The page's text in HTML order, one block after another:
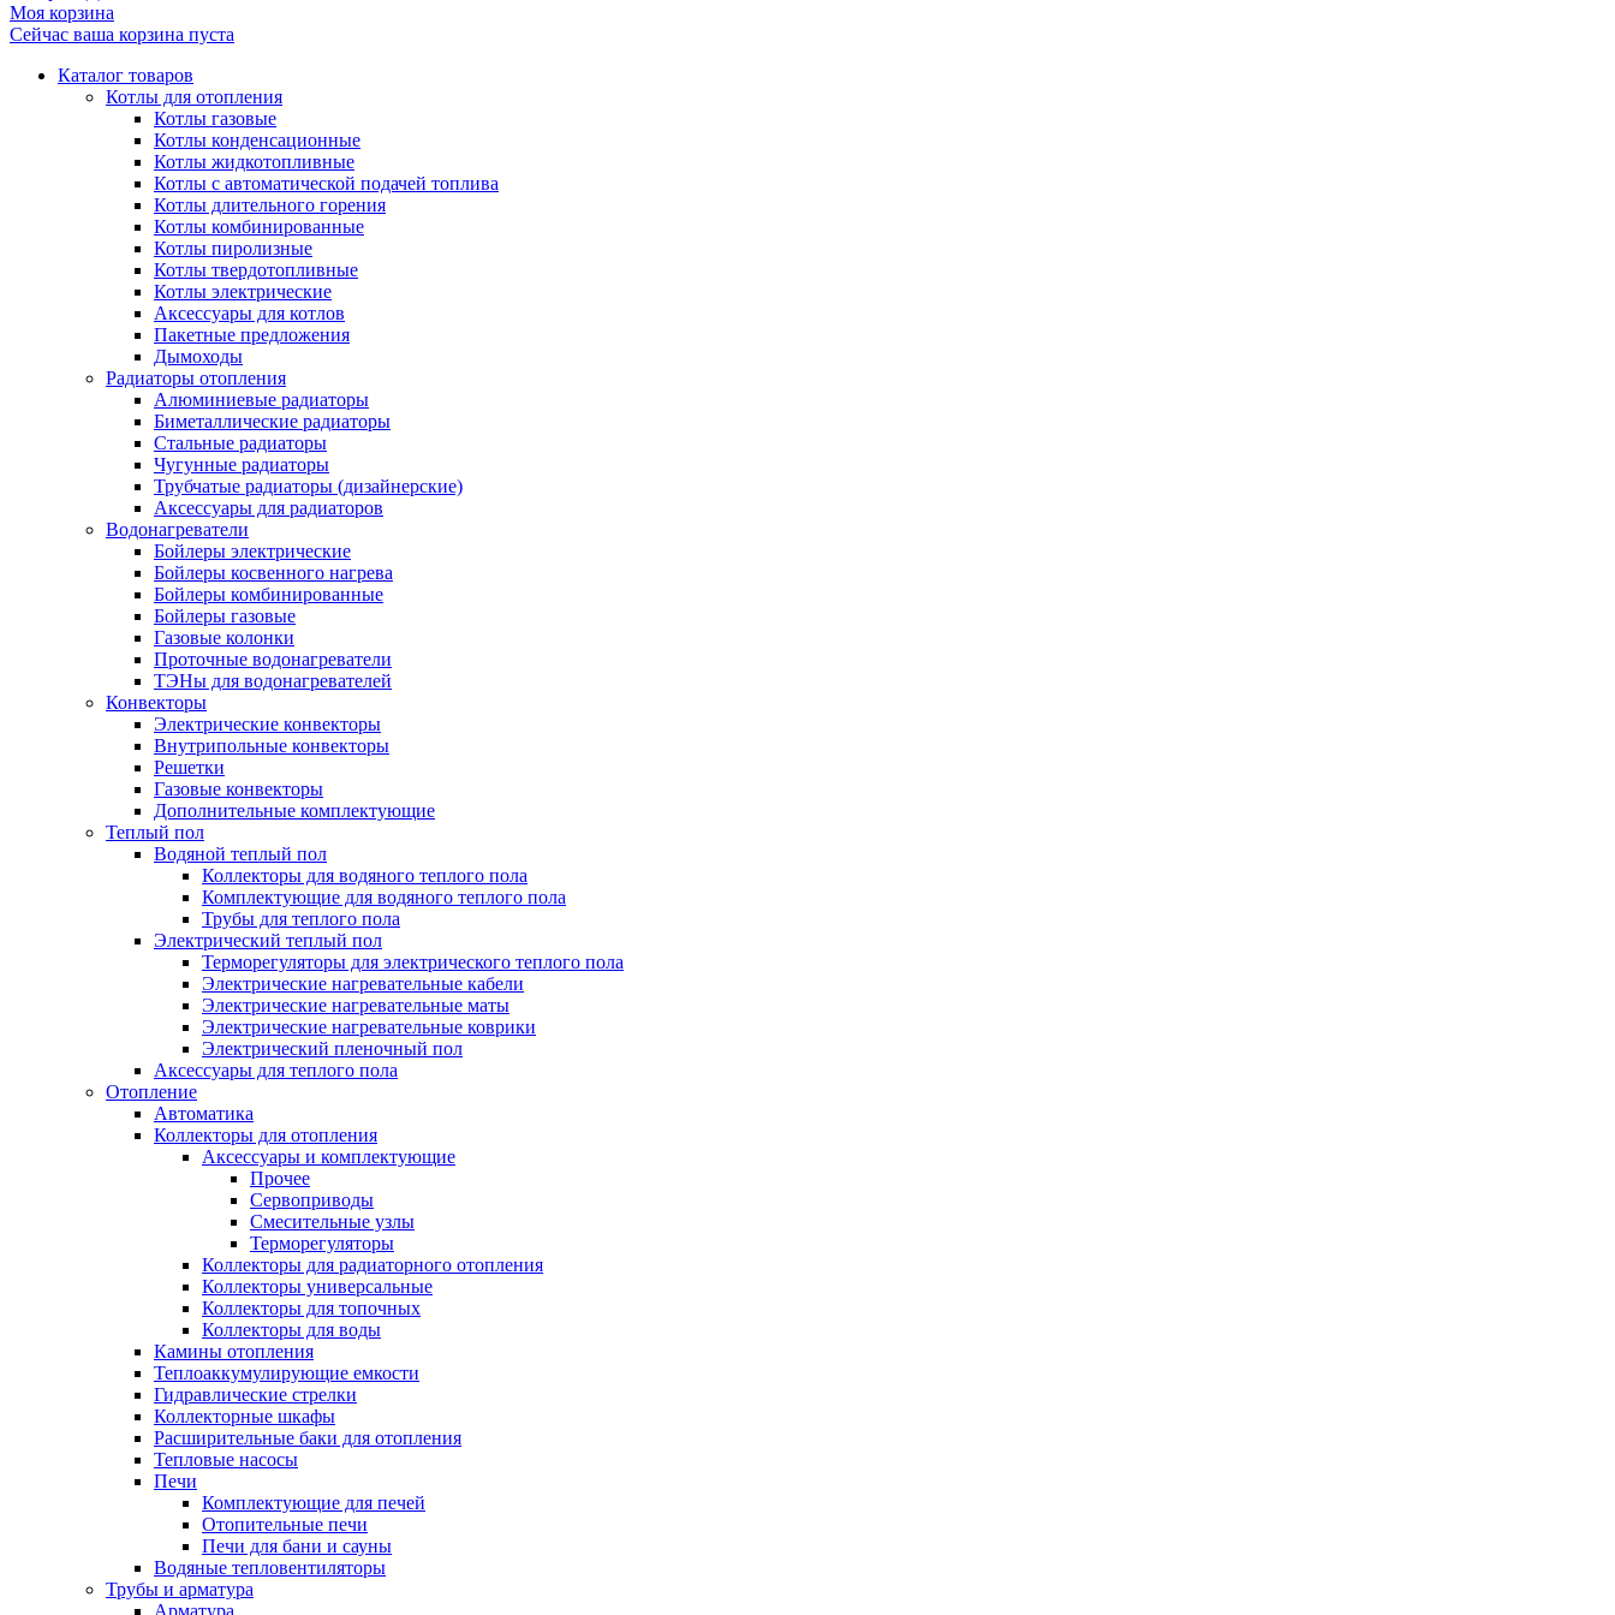
Моя корзина
Сейчас ваша корзина пуста
Каталог товаров
Котлы для отопления
Котлы газовые
Котлы конденсационные
Котлы жидкотопливные
Котлы с автоматической подачей топлива
Котлы длительного горения
Котлы комбинированные
Котлы пиролизные
Котлы твердотопливные
Котлы электрические
Аксессуары для котлов
Пакетные предложения
Дымоходы
Радиаторы отопления
Алюминиевые радиаторы
Биметаллические радиаторы
Стальные радиаторы
Чугунные радиаторы
Трубчатые радиаторы (дизайнерские)
Аксессуары для радиаторов
Водонагреватели
Бойлеры электрические
Бойлеры косвенного нагрева
Бойлеры комбинированные
Бойлеры газовые
Газовые колонки
Проточные водонагреватели
ТЭНы для водонагревателей
Конвекторы
Электрические конвекторы
Внутрипольные конвекторы
Решетки
Газовые конвекторы
Дополнительные комплектующие
Теплый пол
Водяной теплый пол
Коллекторы для водяного теплого пола
Комплектующие для водяного теплого пола
Трубы для теплого пола
Электрический теплый пол
Терморегуляторы для электрического теплого пола
Электрические нагревательные кабели
Электрические нагревательные маты
Электрические нагревательные коврики
Электрический пленочный пол
Аксессуары для теплого пола
Отопление
Автоматика
Коллекторы для отопления
Аксессуары и комплектующие
Прочее
Сервоприводы
Смесительные узлы
Терморегуляторы
Коллекторы для радиаторного отопления
Коллекторы универсальные
Коллекторы для топочных
Коллекторы для воды
Камины отопления
Теплоаккумулирующие емкости
Гидравлические стрелки
Коллекторные шкафы
Расширительные баки для отопления
Тепловые насосы
Печи
Комплектующие для печей
Отопительные печи
Печи для бани и сауны
Водяные тепловентиляторы
Трубы и арматура
Арматура